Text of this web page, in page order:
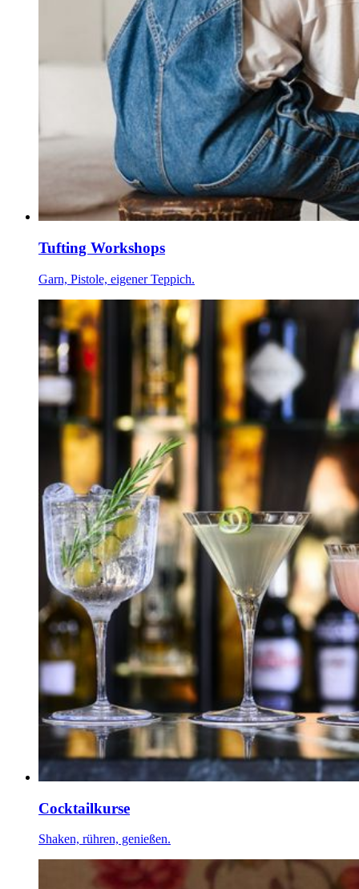
Tufting Workshops
Garn, Pistole, eigener Teppich.
Cocktailkurse
Shaken, rühren, genießen.